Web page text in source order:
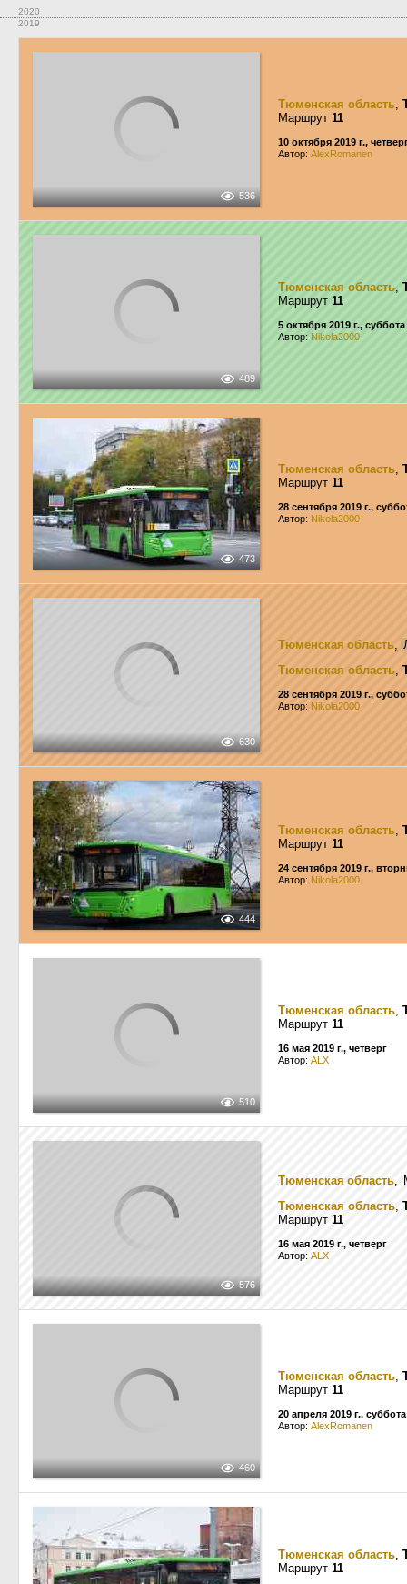
2020
2019
536
Тюменская область,
Маршрут 11
10 октября 2019 г.,
Автор: AlexRomanen
489
Тюменская область,
Маршрут 11
5 октября 2019 г., суббота
Автор: Nikola2000
473
Тюменская область,
Маршрут 11
28 сентября 2019 г.,
Автор: Nikola2000
630
Тюменская область,
Тюменская область,
28 сентября 2019 г.,
Автор: Nikola2000
444
Тюменская область,
Маршрут 11
24 сентября 2019 г.,
Автор: Nikola2000
510
Тюменская область,
Маршрут 11
16 мая 2019 г., четверг
Автор: ALX
576
Тюменская область,
Тюменская область,
Маршрут 11
16 мая 2019 г., четверг
Автор: ALX
460
Тюменская область,
Маршрут 11
20 апреля 2019 г., суббота
Автор: AlexRomanen
Тюменская область,
Маршрут 11